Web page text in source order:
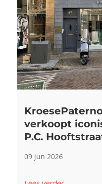
verkoopt
P.C.
09 jun 2026